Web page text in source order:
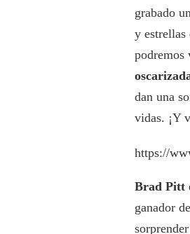
grabado
y estrellas
podremos
dan una
vidas. ¡Y
https://
Brad Pitt
ganador